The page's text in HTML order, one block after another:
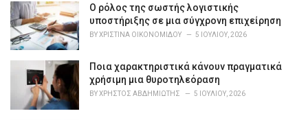
o
r
i
e
Ο ρόλος της σωστής λογιστικής
υποστήριξης σε μια σύγχρονη επιχείρηση
BYΧΡΙΣΤΊΝΑ ΟΙΚΟΝΟΜΊΔΟΥ 5 ΙΟΥΛΊΟΥ, 2026
Ποια χαρακτηριστικά κάνουν πραγματικά
χρήσιμη μια θυροτηλεόραση
BYΧΡΉΣΤΟΣ ΑΒΔΗΜΙΏΤΗΣ 5 ΙΟΥΛΊΟΥ, 2026